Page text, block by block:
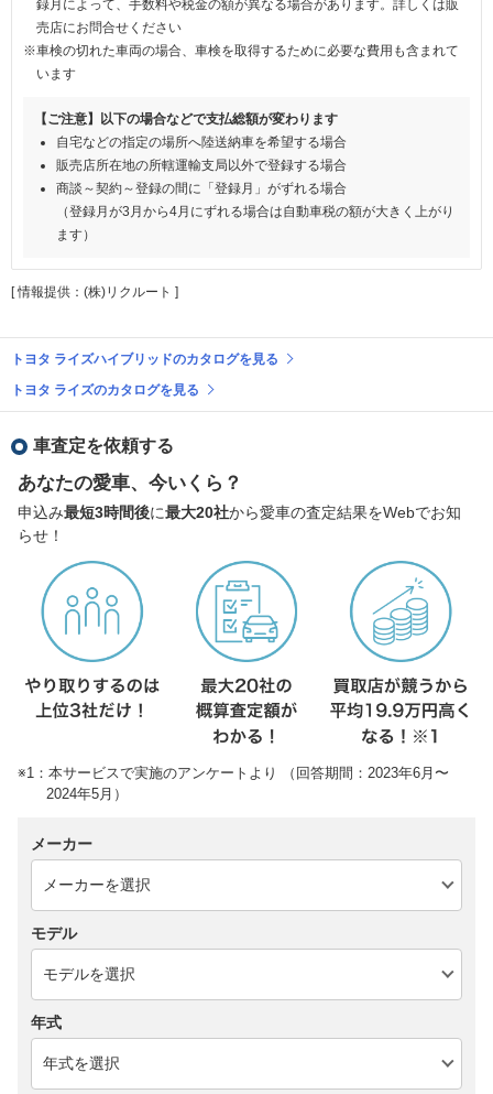
録月によって、手数料や税金の額が異なる場合があります。詳しくは販
売店にお問合せください
※車検の切れた車両の場合、車検を取得するために必要な費用も含まれて
います
【ご注意】以下の場合などで支払総額が変わります
自宅などの指定の場所へ陸送納車を希望する場合
販売店所在地の所轄運輸支局以外で登録する場合
商談～契約～登録の間に「登録月」がずれる場合
（登録月が3月から4月にずれる場合は自動車税の額が大きく上がり
ます）
[ 情報提供：(株)リクルート ]
トヨタ ライズハイブリッドのカタログを見る
トヨタ ライズのカタログを見る
車査定を依頼する
あなたの愛車、今いくら？
申込み最短3時間後に最大20社から愛車の査定結果をWebでお知
らせ！
※1：本サービスで実施のアンケートより （回答期間：2023年6月〜
2024年5月）
メーカー
モデル
年式